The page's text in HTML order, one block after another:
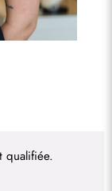
qualifiée.